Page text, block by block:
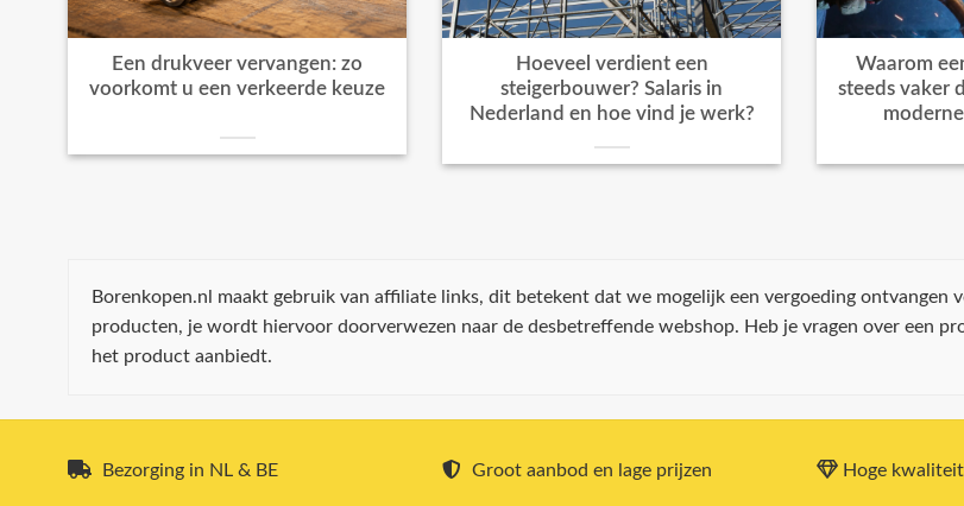
Een drukveer vervangen: zo
voorkomt u een verkeerde keuze
Hoeveel verdient een
steigerbouwer? Salaris in
Nederland en hoe vind je werk?
Waarom
steeds vaker
Borenkopen.nl maakt gebruik van affiliate links, dit betekent dat we mogelijk een vergoeding ontvangen
producten, je wordt hiervoor doorverwezen naar de desbetreffende webshop. Heb je vragen over een
het product aanbiedt.
Bezorging in NL & BE Groot aanbod en lage prijzen Hoge